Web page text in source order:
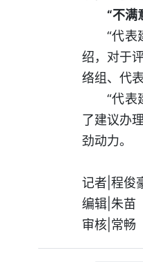
“不满
“代表
绍，对于
络组、代
“代表
了建议办
劲动力。
记者|程俊
编辑|朱苗
审核|常畅